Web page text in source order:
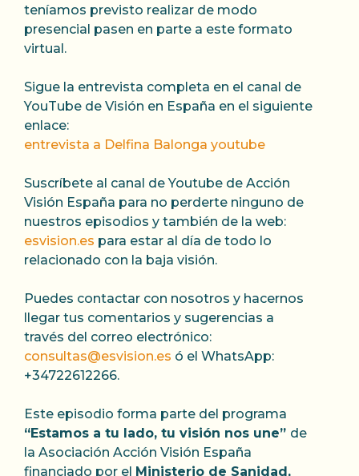
teníamos previsto realizar de modo
presencial pasen en parte a este formato
virtual.
Sigue la entrevista completa en el canal de
YouTube de Visión en España en el siguiente
enlace:
entrevista a Delfina Balonga youtube
Suscríbete al canal de Youtube de Acción
Visión España para no perderte ninguno de
nuestros episodios y también de la web:
esvision.es para estar al día de todo lo
relacionado con la baja visión.
Puedes contactar con nosotros y hacernos
llegar tus comentarios y sugerencias a
través del correo electrónico:
consultas@esvision.es ó el WhatsApp:
+34722612266.
Este episodio forma parte del programa
“Estamos a tu lado, tu visión nos une” de
la Asociación Acción Visión España
financiado por el Ministerio de Sanidad,